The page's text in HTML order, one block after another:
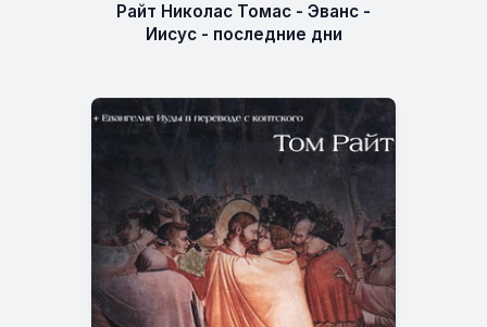
Райт Николас Томас - Эванс -
Иисус - последние дни